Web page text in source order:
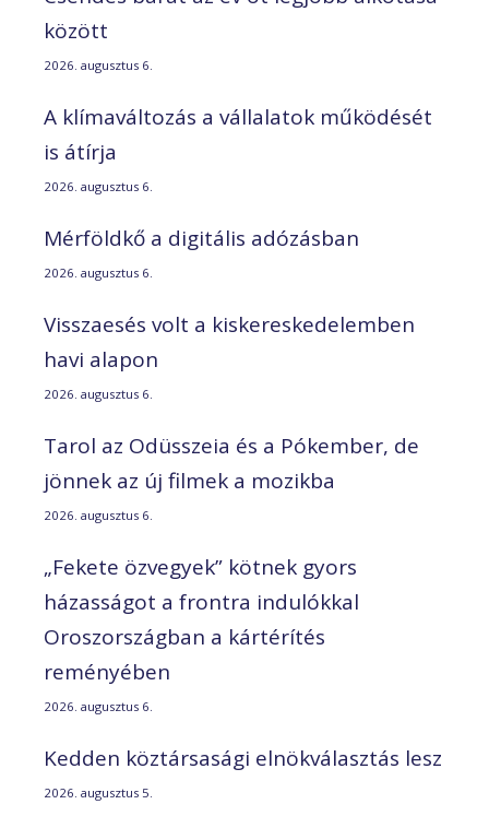
között
2026. augusztus 6.
A klímaváltozás a vállalatok működését
is átírja
2026. augusztus 6.
Mérföldkő a digitális adózásban
2026. augusztus 6.
Visszaesés volt a kiskereskedelemben
havi alapon
2026. augusztus 6.
Tarol az Odüsszeia és a Pókember, de
jönnek az új filmek a mozikba
2026. augusztus 6.
„Fekete özvegyek” kötnek gyors
házasságot a frontra indulókkal
Oroszországban a kártérítés
reményében
2026. augusztus 6.
Kedden köztársasági elnökválasztás lesz
2026. augusztus 5.